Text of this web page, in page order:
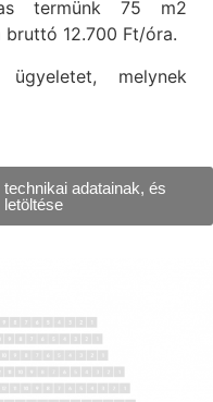
termünk 75 m2
12.700 Ft/óra.
melynek
adatainak, és